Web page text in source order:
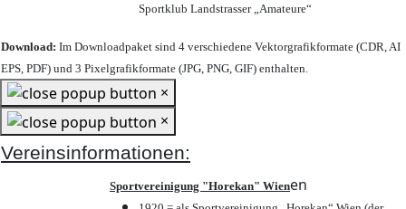
Sportklub Landstrasser „Amateure“
Download: Im Downloadpaket sind 4 verschiedene Vektorgrafikformate (CDR, AI
EPS, PDF) und 3 Pixelgrafikformate (JPG, PNG, GIF) enthalten.
×
×
Vereinsinformationen:
Sportvereinigung "Horekan" Wienen